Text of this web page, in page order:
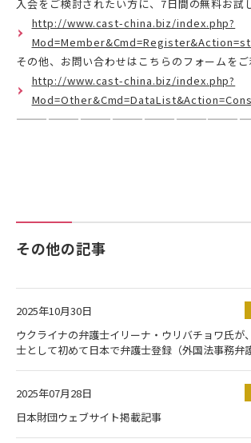
入会をご検討されたい方に、7日間の無料お試
http://www.cast-china.biz/index.php?
その他、お問い合わせはこちらのフォームを
http://www.cast-china.biz/index.php?
その他の記事
2025年10月30日
ウクライナの弁護士イリーナ・ウリバチョワ氏が
士として初めて日本で弁護士登録（外国法事務弁
2025年07月28日
日本財団ウェブサイト掲載記事